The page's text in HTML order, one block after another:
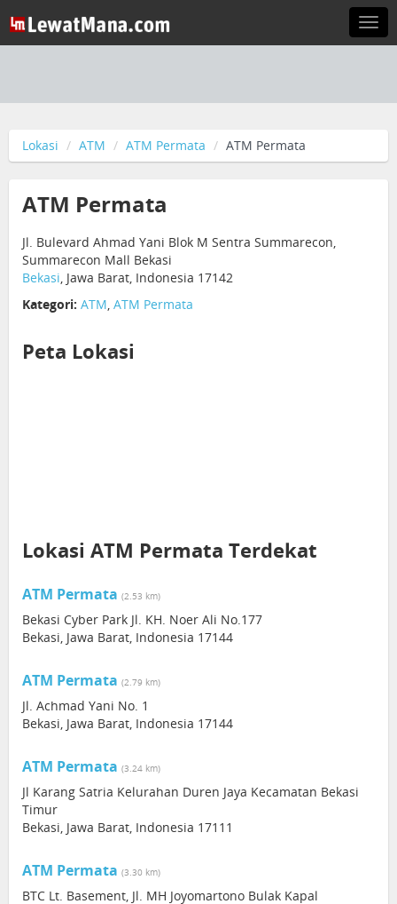
Lokasi ATM ATM Permata ATM Permata
ATM Permata
Jl. Bulevard Ahmad Yani Blok M Sentra Summarecon,
Summarecon Mall Bekasi
Bekasi, Jawa Barat, Indonesia 17142
Kategori: ATM, ATM Permata
Peta Lokasi
Lokasi ATM Permata Terdekat
ATM Permata (2.53 km)
Bekasi Cyber Park Jl. KH. Noer Ali No.177
Bekasi, Jawa Barat, Indonesia 17144
ATM Permata (2.79 km)
Jl. Achmad Yani No. 1
Bekasi, Jawa Barat, Indonesia 17144
ATM Permata (3.24 km)
Jl Karang Satria Kelurahan Duren Jaya Kecamatan Bekasi
Timur
Bekasi, Jawa Barat, Indonesia 17111
ATM Permata (3.30 km)
BTC Lt. Basement, Jl. MH Joyomartono Bulak Kapal